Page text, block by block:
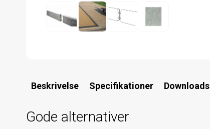
Beskrivelse Specifikationer Downloads
Gode alternativer